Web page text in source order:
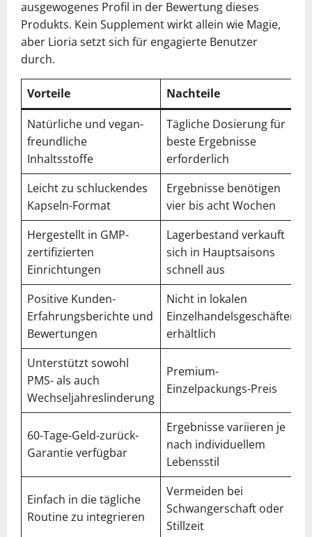
ausgewogenes Profil in der Bewertung dieses
Produkts. Kein Supplement wirkt allein wie Magie,
aber Lioria setzt sich für engagierte Benutzer
durch.
Vorteile
Nachteile
Natürliche und vegan-
freundliche
Inhaltsstoffe
Tägliche Dosierung für
beste Ergebnisse
erforderlich
Leicht zu schluckendes
Kapseln-Format
Ergebnisse benötigen
vier bis acht Wochen
Hergestellt in GMP-
zertifizierten
Einrichtungen
Lagerbestand verkauft
sich in Hauptsaisons
schnell aus
Positive Kunden-
Erfahrungsberichte und
Bewertungen
Nicht in lokalen
Einzelhandelsgeschäften
erhältlich
Unterstützt sowohl
PMS- als auch
Wechseljahreslinderung
Premium-
Einzelpackungs-Preis
60-Tage-Geld-zurück-
Garantie verfügbar
Ergebnisse variieren je
nach individuellem
Lebensstil
Einfach in die tägliche
Routine zu integrieren
Vermeiden bei
Schwangerschaft oder
Stillzeit